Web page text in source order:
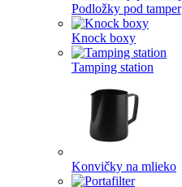
Podložky pod tamper
Knock boxy
Tamping station
Konvičky na mlieko